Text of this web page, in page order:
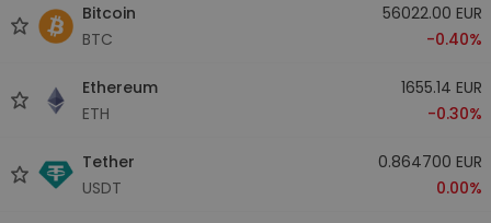
Bitcoin
BTC
56022.00 EUR
-0.40%
Ethereum
ETH
1655.14 EUR
-0.30%
Tether
USDT
0.864700 EUR
0.00%